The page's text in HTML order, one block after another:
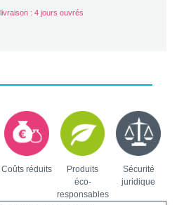
: 4 jours ouvrés
Coûts réduits
Produits
éco-
responsables
Sécurité
juridique